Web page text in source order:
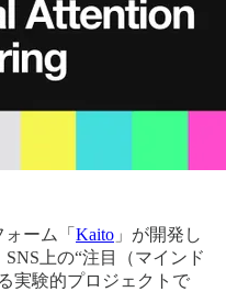
ーム「 Kaito 」が開発し
上の“注目（マインド
実験的プロジェクトで